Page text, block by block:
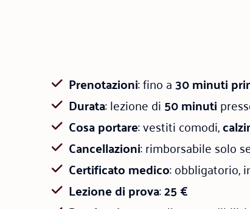
Prenotazioni: fino a30 minuti
Durata: lezione di50 minuti
Cosa portare: vestiti comodi,
Cancellazioni: rimborsabile solo
Certificato medico: obbligatorio,
Lezione di prova:25 €